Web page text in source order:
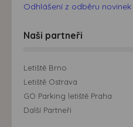
Odhlášení z odběru novinek
Naši partneři
Letiště Brno
Letiště Ostrava
GO Parking letiště Praha
Další Partneři